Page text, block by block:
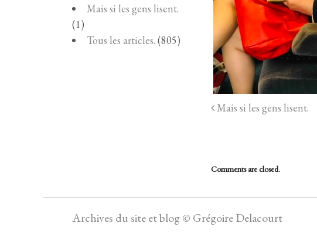
Mais si les gens lisent.
Comments are closed.
Mais si les gens lisent.
(1)
Tous les articles. (805)
Archives du site et blog © Grégoire Delacourt